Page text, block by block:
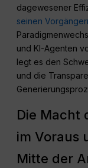
dagewesener
seinen
und KI-Agenten
legt es den
und die
Die Macht
im Voraus
Mitte der